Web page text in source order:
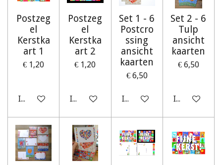
Postzeg
el
Kerstka
art 1
€ 1,20
In winkelwagen
Postzeg
el
Kerstka
art 2
€ 1,20
In winkelwagen
Set 1 - 6
Postcro
ssing
ansicht
kaarten
€ 6,50
In winkelwagen
Set 2 - 6
Tulp
ansicht
kaarten
€ 6,50
In